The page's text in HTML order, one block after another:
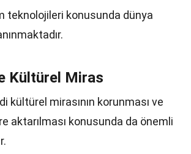
teknolojileri konusunda dünya
Kültürel Miras
kültürel mirasının korunması ve
aktarılması konusunda da önemli